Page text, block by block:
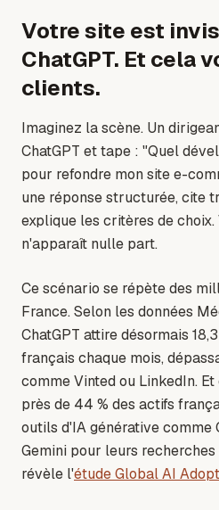
Votre site est
ChatGPT. Et cela
clients.
Imaginez la scène. Un
ChatGPT et tape : "Quel
pour refondre mon site e-
une réponse structurée, cite
explique les critères de
n'apparaît nulle part.
Ce scénario se répète des
France. Selon les données
ChatGPT attire désormais
français chaque mois,
comme Vinted ou LinkedIn.
près de 44 % des actifs
outils d'IA générative comme
Gemini pour leurs
révèle l'étude Global AI